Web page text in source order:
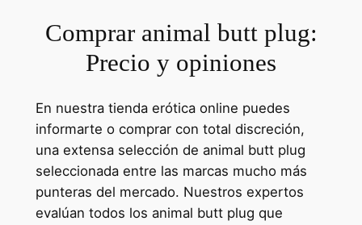
Comprar animal butt plug:
Precio y opiniones
En nuestra tienda erótica online puedes
informarte o comprar con total discreción,
una extensa selección de animal butt plug
seleccionada entre las marcas mucho más
punteras del mercado. Nuestros expertos
evalúan todos los animal butt plug que